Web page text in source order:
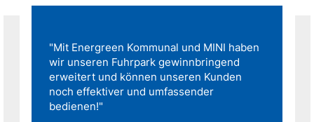
"Mit Energreen Kommunal und MINI haben
wir unseren Fuhrpark gewinnbringend
erweitert und können unseren Kunden
noch effektiver und umfassender
bedienen!"